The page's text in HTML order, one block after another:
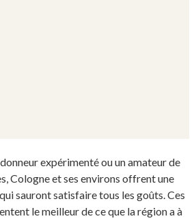
expérimenté ou un amateur de
Cologne et ses environs offrent une
sauront satisfaire tous les goûts. Ces
le meilleur de ce que la région a à